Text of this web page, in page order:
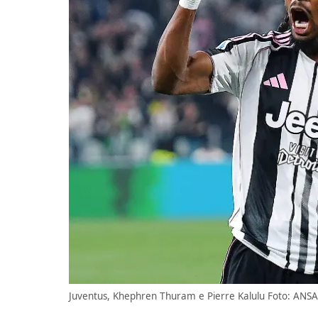
Juventus, Khephren Thuram e Pierre Kalulu Foto: ANSA